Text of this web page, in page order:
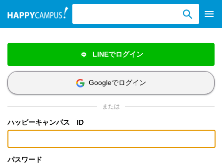
LINEでログイン
Googleでログイン
または
ハッピーキャンパス ID
パスワード